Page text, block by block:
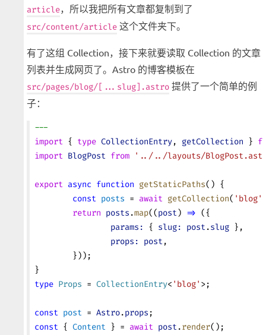
article，所以我把所有文章都复制到了
src/content/article 这个文件夹下。
有了这组 Collection，接下来就要读取 Collection 的文章
列表并生成网页了。Astro 的博客模板在
src/pages/blog/[...slug].astro 提供了一个简单的例
子：
---
import { type CollectionEntry, getCollection }
import BlogPost from '../../layouts/
export async function getStaticPaths() {
	const
posts = await getCollection( 'blog'
	return
posts .map((post) => ({
		params:
{ slug: post .slug },
		props:
post ,
	}));
}
type Props = CollectionEntry< 'blog' >;
const post = Astro.props ;
const { Content } = await post .render();